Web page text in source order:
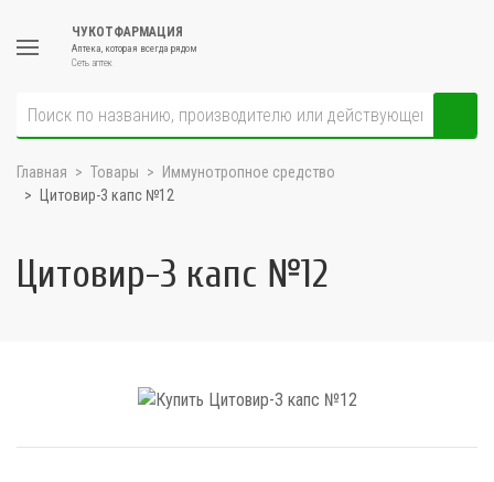
ЧУКОТФАРМАЦИЯ
Аптека, которая всегда рядом
Сеть аптек
Главная Товары
Иммунотропное средство
Цитовир-3 капс №12
Цитовир-3 капс №12